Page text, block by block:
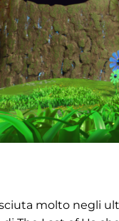
molto negli